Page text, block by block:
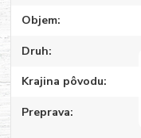
Objem
Druh
Krajina pôvodu
Preprava